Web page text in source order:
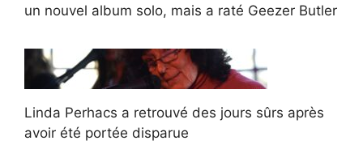
un nouvel album solo, mais a raté Geezer Butler
Linda Perhacs a retrouvé des jours sûrs après
avoir été portée disparue